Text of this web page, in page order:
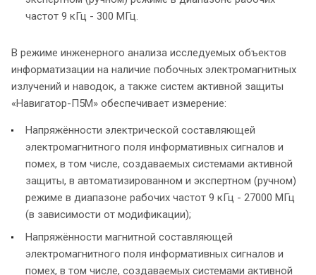
частот 9 кГц - 300 МГц.
В режиме инженерного анализа исследуемых объектов
информатизации на наличие побочных электромагнитных
излучений и наводок, а также систем активной защиты
«Навигатор-П5М» обеспечивает измерение:
Напряжённости электрической составляющей
электромагнитного поля информативных сигналов и
помех, в том числе, создаваемых системами активной
защиты, в автоматизированном и экспертном (ручном)
режиме в диапазоне рабочих частот 9 кГц - 27000 МГц
(в зависимости от модификации);
Напряжённости магнитной составляющей
электромагнитного поля информативных сигналов и
помех, в том числе, создаваемых системами активной